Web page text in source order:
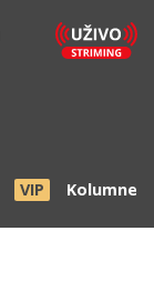
VIP Kolumne